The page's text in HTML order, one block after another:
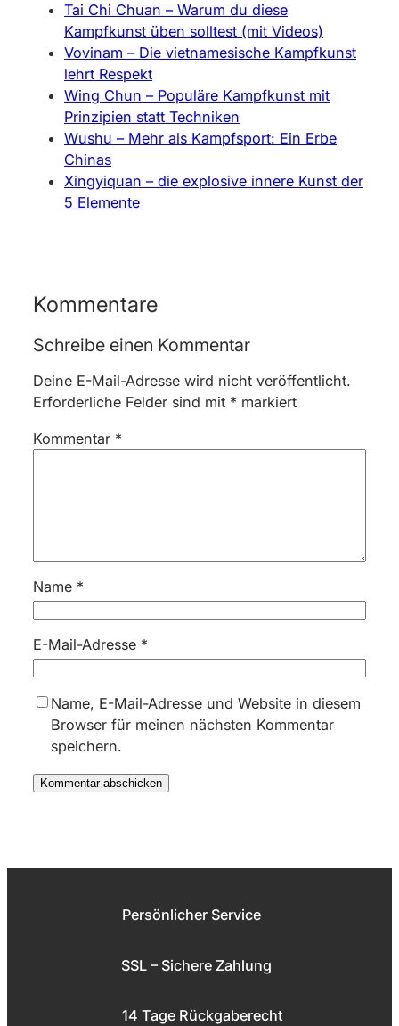
Tai Chi Chuan – Warum du diese
Kampfkunst üben solltest (mit Videos)
Vovinam – Die vietnamesische Kampfkunst
lehrt Respekt
Wing Chun – Populäre Kampfkunst mit
Prinzipien statt Techniken
Wushu – Mehr als Kampfsport: Ein Erbe
Chinas
Xingyiquan – die explosive innere Kunst der
5 Elemente
Kommentare
Schreibe einen Kommentar
Deine E-Mail-Adresse wird nicht veröffentlicht.
Erforderliche Felder sind mit * markiert
Kommentar *
Name *
E-Mail-Adresse *
Name, E-Mail-Adresse und Website in diesem
Browser für meinen nächsten Kommentar
speichern.
Persönlicher Service
SSL – Sichere Zahlung
14 Tage Rückgaberecht